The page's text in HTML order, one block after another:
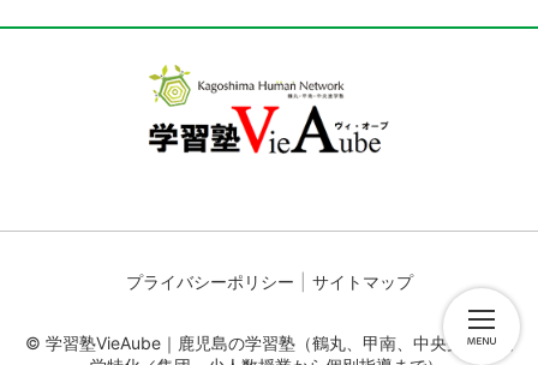
プライバシーポリシー サイトマップ
© 学習塾VieAube｜鹿児島の学習塾（鶴丸、甲南、中央受験・進